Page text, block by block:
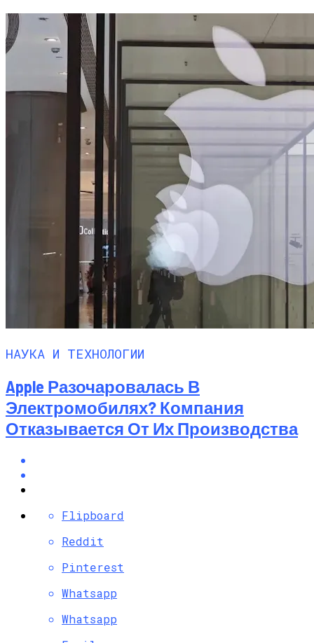
НАУКА И ТЕХНОЛОГИИ
Apple Разочаровалась В
Электромобилях? Компания
Отказывается От Их Производства
Flipboard
Reddit
Pinterest
Whatsapp
Whatsapp